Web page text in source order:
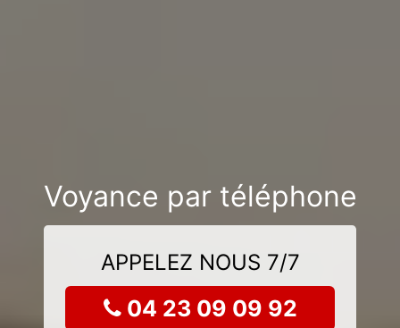
Voyance par téléphone
APPELEZ NOUS 7/7
04 23 09 09 92